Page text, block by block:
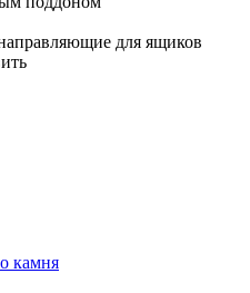
для ящиков
камня